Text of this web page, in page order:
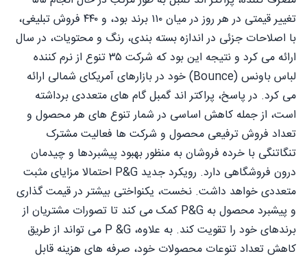
تغییر قیمتی در هر روز در میان ۱۱۰ برند بود، و ۴۴۰ فروش تبلیغی،
با اصلاحات جزئی در اندازه بسته بندی، رنگ و محتویات، در سال
ارائه می کرد و نتیجه این بود که شرکت ۳۵ تنوع از نرم کننده
لباس باونس (Bounce) خود در بازارهای آمریکای شمالی ارائه
می کرد. در پاسخ، پراکتر اند گمبل گام های متعددی برداشته
است، از جمله کاهش اساسی در شمار تنوع های هر محصول و
تعداد فروش ترفیعی محصول و شرکت ها فعالیت مشترک
تنگاتنگی با خرده فروشان به منظور بهبود پیشبردها و چیدمان
درون فروشگاهی دارد. رویکرد جدید P&G احتمالا مزایای مثبت
متعددی خواهد داشت. نخست، یکنواختی بیشتر در قیمت گذاری
و پیشبرد محصول به P&G کمک می کند تا تصورات مشتریان از
برندهای خود را تقویت کند. به علاوه، P &G می تواند از طریق
کاهش تعداد تنوعات محصولات خود، صرفه های هزینه قابل